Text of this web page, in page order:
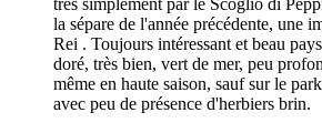
la sépare de l'année précédente, une
Rei . Toujours intéressant et beau
doré, très bien, vert de mer, peu
même en haute saison, sauf sur le
avec peu de présence d'herbiers brin.